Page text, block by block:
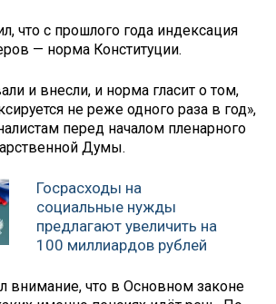
что с прошлого года индексация
— норма Конституции.
и внесли, и норма гласит о том,
не реже одного раза в год»,
перед началом пленарного
Думы.
Госрасходы на
социальные нужды
предлагают увеличить на
100 миллиардов рублей
внимание, что в Основном законе